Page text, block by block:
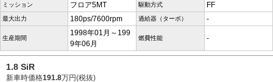
ミッション フロア5MT 駆動方式 FF
最大出力 180ps/7600rpm 過給器（ターボ） -
生産期間
1998年01月～199
9年06月
燃費性能 -
1.8 SiR
新車時価格191.8万円(税抜)